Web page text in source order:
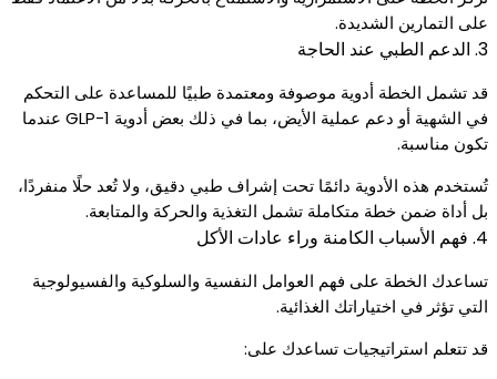
على التمارين الشديدة.
3. الدعم الطبي عند الحاجة
قد تشمل الخطة أدوية موصوفة ومعتمدة طبيًا للمساعدة على التحكم
في الشهية أو دعم عملية الأيض، بما في ذلك بعض أدوية GLP-1 عندما
تكون مناسبة.
تُستخدم هذه الأدوية دائمًا تحت إشراف طبي دقيق، ولا تُعد حلًا منفردًا،
بل أداة ضمن خطة متكاملة تشمل التغذية والحركة والمتابعة.
4. فهم الأسباب الكامنة وراء عادات الأكل
تساعدك الخطة على فهم العوامل النفسية والسلوكية والفسيولوجية
التي تؤثر في اختياراتك الغذائية.
قد تتعلم استراتيجيات تساعدك على: